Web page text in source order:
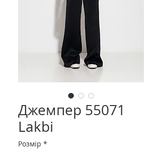
Джемпер 55071
Lakbi
Розмір *